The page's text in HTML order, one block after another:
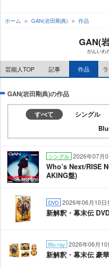
ホーム GAN(岩田剛典) 作品
GAN(
がんいわ
芸能人TOP 記事 作品
GAN(岩田剛典)の作品
すべて シングル
シングル 2026年07月
Who’s Next/RISE
AKING盤)
DVD 2026年06月10日
新解釈・幕末伝
Blu-ray 2026年06月10
新解釈・幕末伝 豪